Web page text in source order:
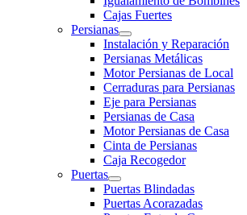
Cajas Fuertes
Persianas
Instalación y Reparación
Persianas Metálicas
Motor Persianas de Local
Cerraduras para Persianas
Eje para Persianas
Persianas de Casa
Motor Persianas de Casa
Cinta de Persianas
Caja Recogedor
Puertas
Puertas Blindadas
Puertas Acorazadas